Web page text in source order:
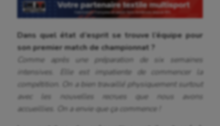
Aéronautique
Auto
Aviron
Balle à la main
Dans quel état d’esprit se trouve l’équipe pour
son premier match de championnat ?
Comme après une préparation de six semaines
intensives. Elle est impatiente de commencer la
compétition. On a bien travaillé physiquement surtout
avec les nouvelles recrues que nous avons
accueillies. On a envie que ça commence !